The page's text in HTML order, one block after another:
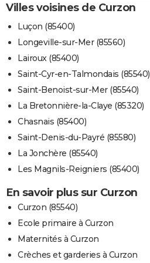
Villes voisines de Curzon
Luçon (85400)
Longeville-sur-Mer (85560)
Lairoux (85400)
Saint-Cyr-en-Talmondais (85540)
Saint-Benoist-sur-Mer (85540)
La Bretonnière-la-Claye (85320)
Chasnais (85400)
Saint-Denis-du-Payré (85580)
La Jonchère (85540)
Les Magnils-Reigniers (85400)
En savoir plus sur Curzon
Curzon (85540)
Ecole primaire à Curzon
Maternités à Curzon
Crèches et garderies à Curzon